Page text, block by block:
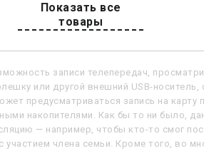
Показать все
товары
записи телепередач,
или другой внешний USB-
предусматриваться запись на
накопителями. Как бы то ни было,
— например, чтобы кто-то смог
участием члена семьи. Кроме того, во